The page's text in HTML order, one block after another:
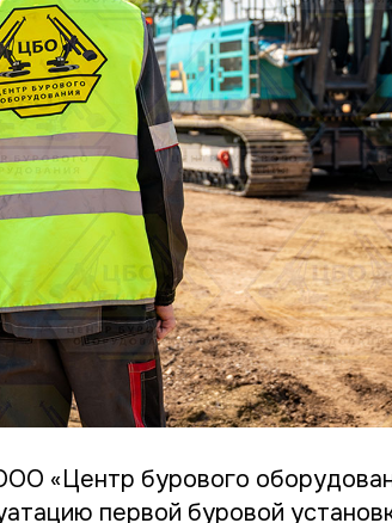
«Центр бурового
первой буровой